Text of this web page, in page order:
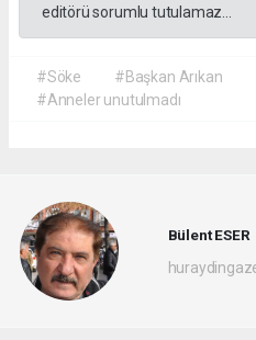
editörü sorumlu tutulamaz...
#Söke #Başkan Arıkan
#Anneler unutulmadı
Bülent ESER